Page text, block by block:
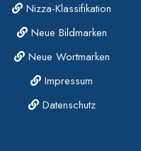
Nizza-Klassifikation
Neue Bildmarken
Neue Wortmarken
Impressum
Datenschutz